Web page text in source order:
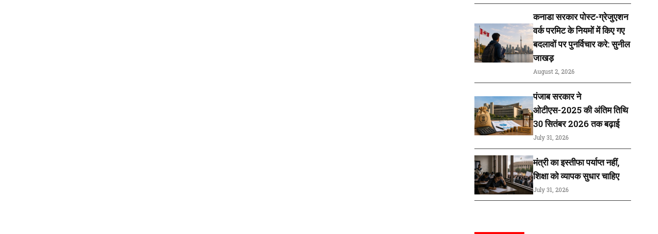
कनाडा सरकार पोस्ट-ग्रेजुएशन
वर्क परमिट के नियमों में किए गए
बदलावों पर पुनर्विचार करे: सुनील
जाखड़
August 2, 2026
पंजाब सरकार ने
ओटीएस-2025 की अंतिम तिथि
30 सितंबर 2026 तक बढ़ाई
July 31, 2026
मंत्री का इस्तीफा पर्याप्त नहीं,
शिक्षा को व्यापक सुधार चाहिए
July 31, 2026